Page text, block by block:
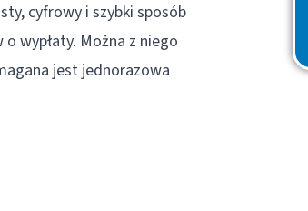
cyfrowy i szybki sposób
wypłaty. Można z niego
jest jednorazowa